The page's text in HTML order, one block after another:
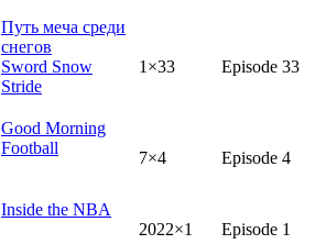
Путь меча среди
снегов
Sword Snow
Stride
1×33 Episode 33
Good Morning
Football
7×4 Episode 4
Inside the NBA
2022×1
Episode 1